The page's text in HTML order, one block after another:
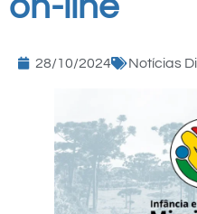
28/10/2024 Notícias